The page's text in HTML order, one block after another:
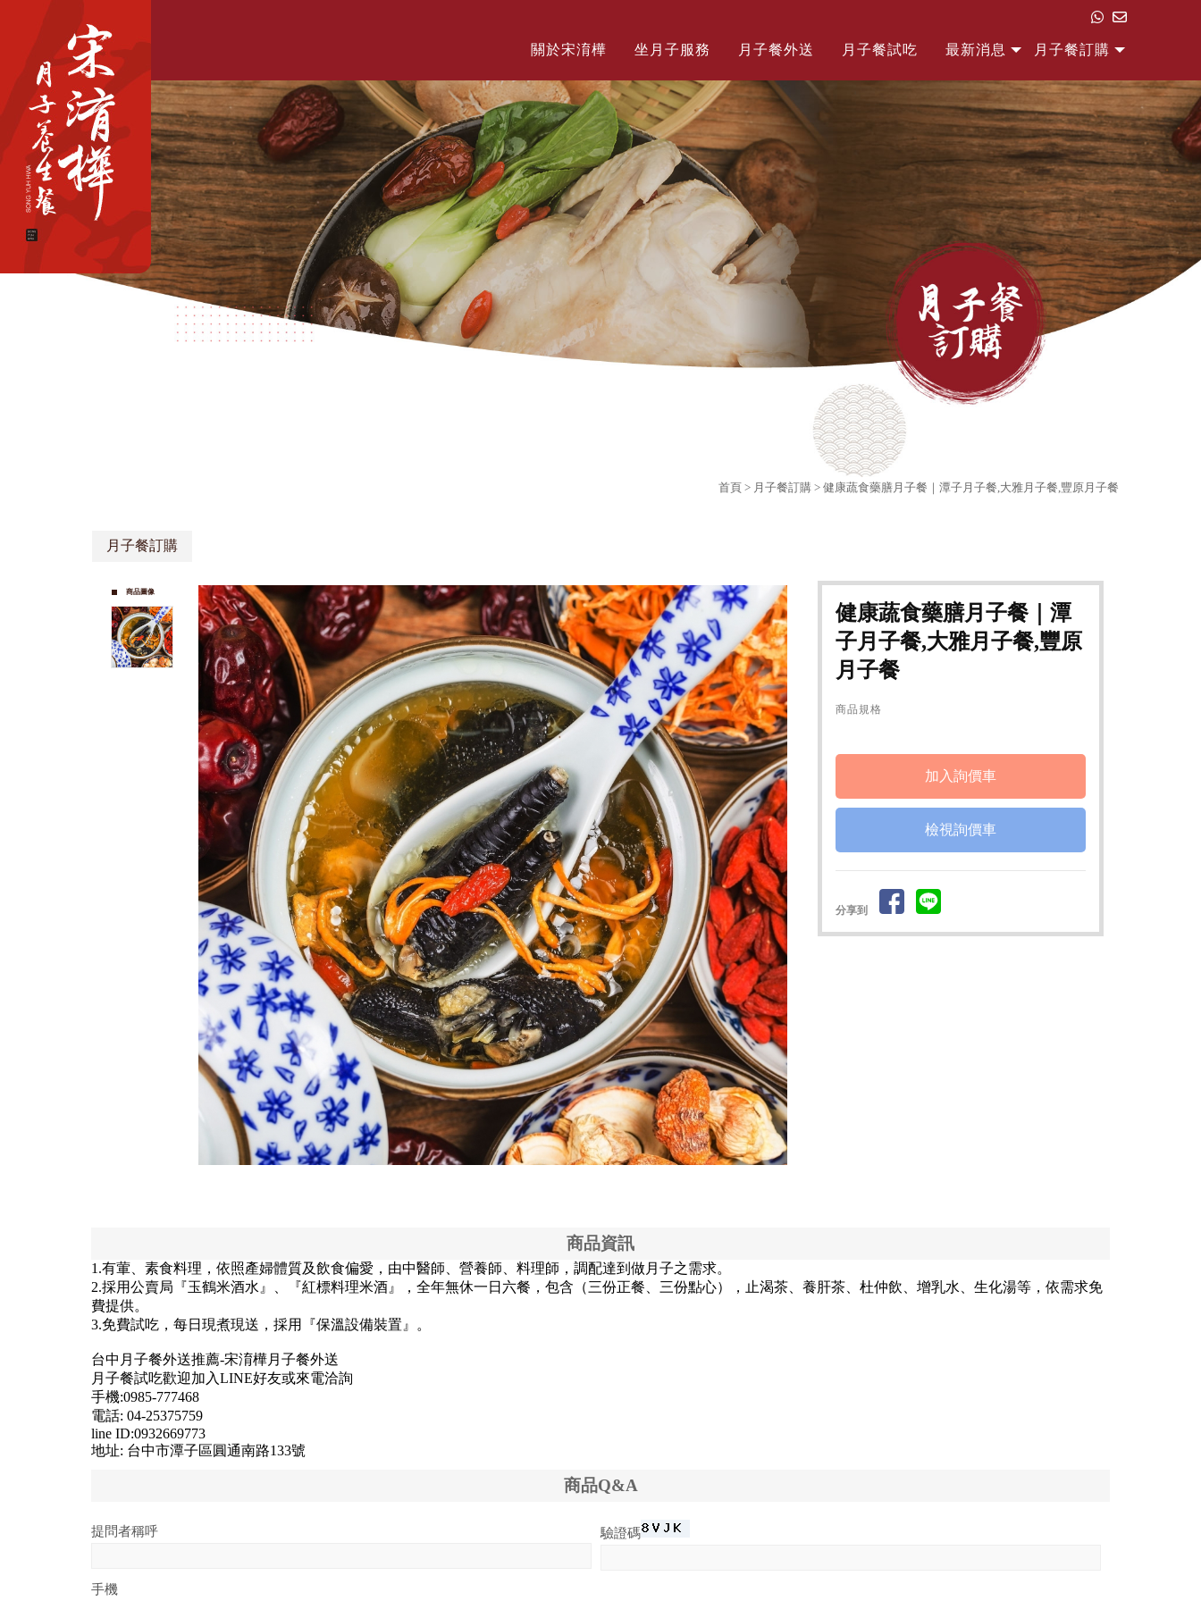
關於宋淯樺 坐月子服務 月子餐外送 月子餐試吃 最新消息 月子餐訂購
首頁 > 月子餐訂購 > 健康蔬食藥膳月子餐｜潭子月子餐,大雅月子餐,豐原月子餐
月子餐訂購
商品圖像
健康蔬食藥膳月子餐｜潭
子月子餐,大雅月子餐,豐原
月子餐
商品規格
檢視詢價車
分享到
商品資訊
1.有葷、素食料理，依照產婦體質及飲食偏愛，由中醫師、營養師、料理師，調配達到做月子之需求。
2.採用公賣局『玉鶴米酒水』、『紅標料理米酒』，全年無休一日六餐，包含（三份正餐、三份點心），止渴茶、養肝茶、杜仲飲、增乳水、生化湯等，依需求免
費提供。
3.免費試吃，每日現煮現送，採用『保溫設備裝置』。
台中月子餐外送推薦-宋淯樺月子餐外送
月子餐試吃歡迎加入LINE好友或來電洽詢
手機:0985-777468
電話: 04-25375759
line ID:0932669773
地址: 台中市潭子區圓通南路133號
商品Q&A
提問者稱呼
手機
驗證碼